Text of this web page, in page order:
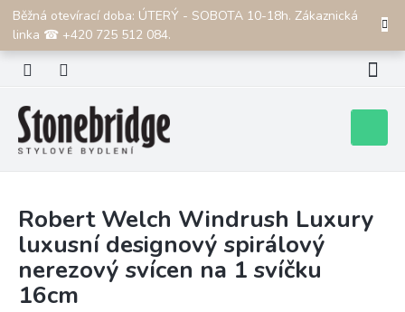
Přejít
obsah
Běžná otevírací doba: ÚTERÝ - SOBOTA 10-18h. Zákaznická
linka ☎ +420 725 512 084.
CZK
košík
Robert Welch Windrush Luxury
luxusní designový spirálový
nerezový svícen na 1 svíčku
16cm